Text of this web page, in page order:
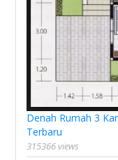
Denah Rumah 3
Terbaru
315366 views